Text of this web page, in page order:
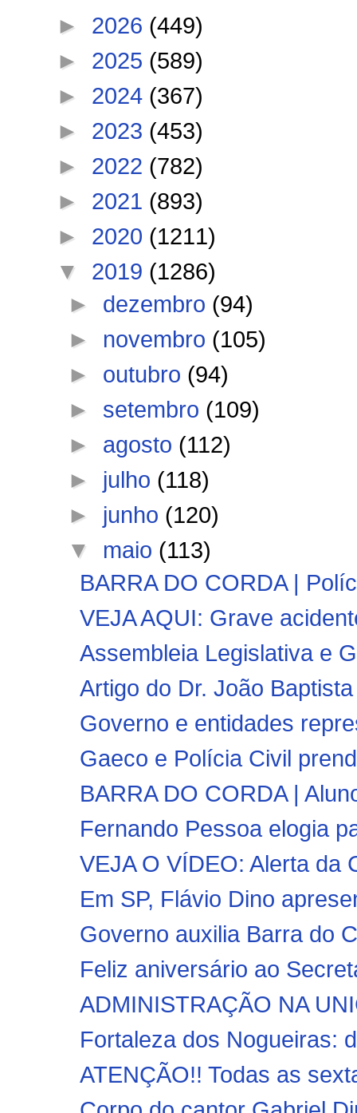
► 2026 (449)
► 2025 (589)
► 2024 (367)
► 2023 (453)
► 2022 (782)
► 2021 (893)
► 2020 (1211)
▼ 2019 (1286)
► dezembro (94)
► novembro (105)
► outubro (94)
► setembro (109)
► agosto (112)
► julho (118)
► junho (120)
▼ maio (113)
BARRA DO CORDA |
VEJA AQUI: Grave
Assembleia Legislativa e
Artigo do Dr. João
Governo e entidades
Gaeco e Polícia Civil
BARRA DO CORDA |
Fernando Pessoa elogia
VEJA O VÍDEO: Alerta da
Em SP, Flávio Dino
Governo auxilia Barra do
Feliz aniversário ao
ADMINISTRAÇÃO NA
Fortaleza dos Nogueiras:
ATENÇÃO!! Todas as